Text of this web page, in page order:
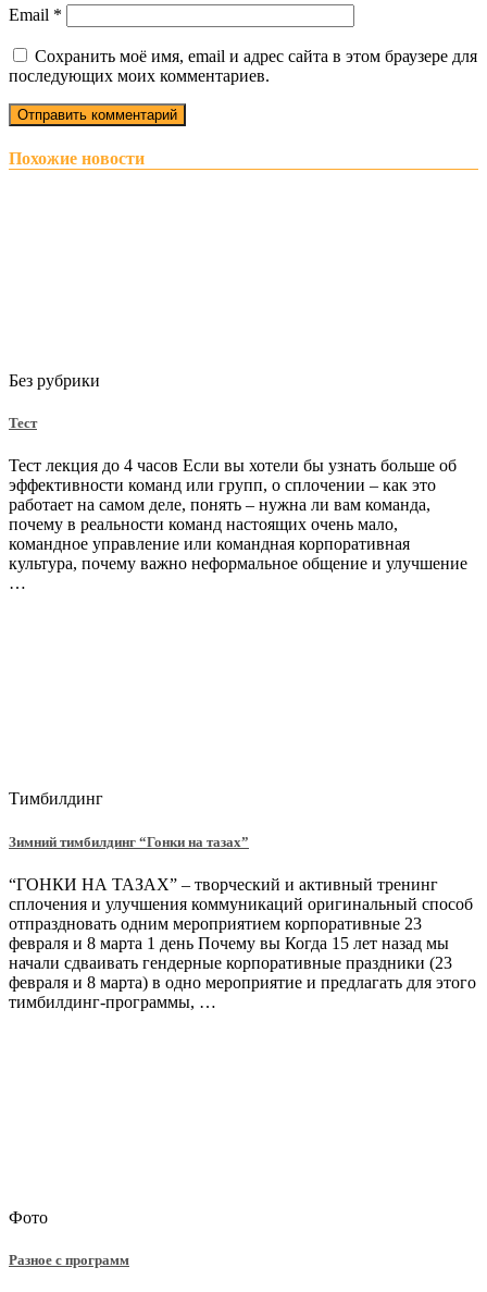
Email *
Сохранить моё имя, email и адрес сайта в этом браузере для
последующих моих комментариев.
Похожие новости
Без рубрики
Тест
Тест лекция до 4 часов Если вы хотели бы узнать больше об
эффективности команд или групп, о сплочении – как это
работает на самом деле, понять – нужна ли вам команда,
почему в реальности команд настоящих очень мало,
командное управление или командная корпоративная
культура, почему важно неформальное общение и улучшение
…
Тимбилдинг
Зимний тимбилдинг “Гонки на тазах”
“ГОНКИ НА ТАЗАХ” – творческий и активный тренинг
сплочения и улучшения коммуникаций оригинальный способ
отпраздновать одним мероприятием корпоративные 23
февраля и 8 марта 1 день Почему вы Когда 15 лет назад мы
начали сдваивать гендерные корпоративные праздники (23
февраля и 8 марта) в одно мероприятие и предлагать для этого
тимбилдинг-программы, …
Фото
Разное с программ